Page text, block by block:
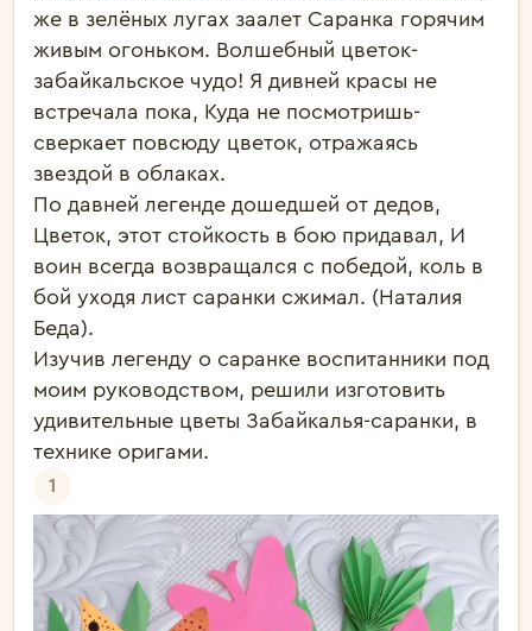
же в зелёных лугах заалет Саранка горячим
живым огоньком. Волшебный цветок-
забайкальское чудо! Я дивней красы не
встречала пока, Куда не посмотришь-
сверкает повсюду цветок, отражаясь
звездой в облаках.
По давней легенде дошедшей от дедов,
Цветок, этот стойкость в бою придавал, И
воин всегда возвращался с победой, коль в
бой уходя лист саранки сжимал. (Наталия
Беда).
Изучив легенду о саранке воспитанники под
моим руководством, решили изготовить
удивительные цветы Забайкалья-саранки, в
технике оригами.
1